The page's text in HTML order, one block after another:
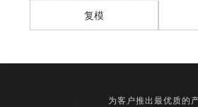
复模
为客户推出最优质的